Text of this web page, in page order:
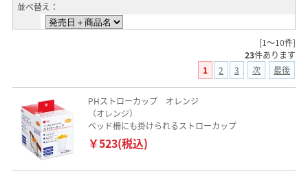
並べ替え：
[1～10件]
23件あります
1
2 3 次 最後
PHストローカップ オレンジ
（オレンジ）
ベッド柵にも掛けられるストローカップ
￥523(税込)